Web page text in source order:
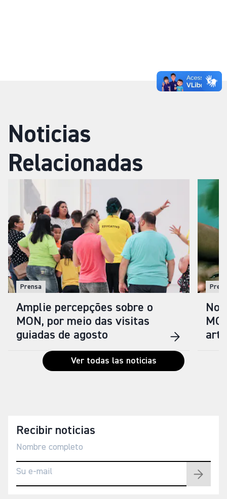
Noticias
Relacionadas
Prensa
Amplie percepções sobre o
MON, por meio das visitas
guiadas de agosto
Ver todas las noticias
Recibir noticias